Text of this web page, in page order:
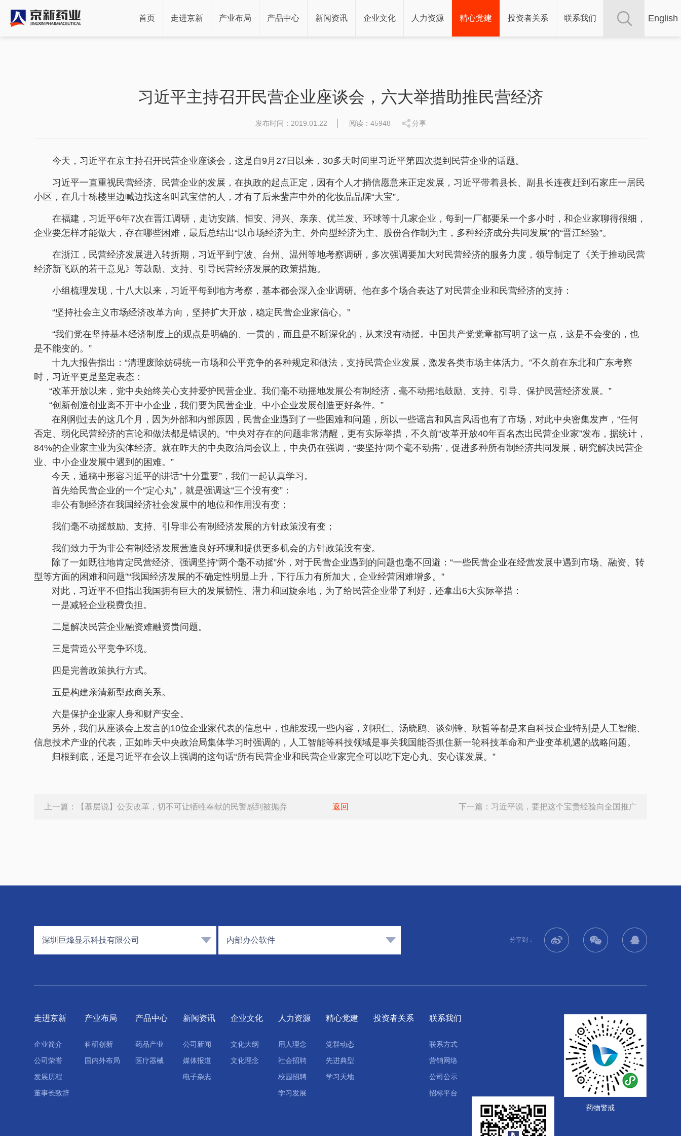
English
首页 走进京新 产业布局 产品中心 新闻资讯 企业文化 人力资源 精心党建 投资者关系 联系我们
习近平主持召开民营企业座谈会，六大举措助推民营经济
发布时间：2019.01.22 阅读：45948 分享
今天，习近平在京主持召开民营企业座谈会，这是自9月27日以来，30多天时间里习近平第四次提到民营企业的话题。
习近平一直重视民营经济、民营企业的发展，在执政的起点正定，因有个人才捎信愿意来正定发展，习近平带着县长、副县长连夜赶到石家庄一居民
小区，在几十栋楼里边喊边找这名叫武宝信的人，才有了后来蜚声中外的化妆品品牌“大宝”。
在福建，习近平6年7次在晋江调研，走访安踏、恒安、浔兴、亲亲、优兰发、环球等十几家企业，每到一厂都要呆一个多小时，和企业家聊得很细，
企业要怎样才能做大，存在哪些困难，最后总结出“以市场经济为主、外向型经济为主、股份合作制为主，多种经济成分共同发展”的“晋江经验”。
在浙江，民营经济发展进入转折期，习近平到宁波、台州、温州等地考察调研，多次强调要加大对民营经济的服务力度，领导制定了《关于推动民营
经济新飞跃的若干意见》等鼓励、支持、引导民营经济发展的政策措施。
小组梳理发现，十八大以来，习近平每到地方考察，基本都会深入企业调研。他在多个场合表达了对民营企业和民营经济的支持：
“坚持社会主义市场经济改革方向，坚持扩大开放，稳定民营企业家信心。”
“我们党在坚持基本经济制度上的观点是明确的、一贯的，而且是不断深化的，从来没有动摇。中国共产党党章都写明了这一点，这是不会变的，也
是不能变的。”
十九大报告指出：“清理废除妨碍统一市场和公平竞争的各种规定和做法，支持民营企业发展，激发各类市场主体活力。”不久前在东北和广东考察
时，习近平更是坚定表态：
“改革开放以来，党中央始终关心支持爱护民营企业。我们毫不动摇地发展公有制经济，毫不动摇地鼓励、支持、引导、保护民营经济发展。”
“创新创造创业离不开中小企业，我们要为民营企业、中小企业发展创造更好条件。”
在刚刚过去的这几个月，因为外部和内部原因，民营企业遇到了一些困难和问题，所以一些谣言和风言风语也有了市场，对此中央密集发声，“任何
否定、弱化民营经济的言论和做法都是错误的。”中央对存在的问题非常清醒，更有实际举措，不久前“改革开放40年百名杰出民营企业家”发布，据统计，
84%的企业家主业为实体经济。就在昨天的中央政治局会议上，中央仍在强调，“要坚持‘两个毫不动摇’，促进多种所有制经济共同发展，研究解决民营企
业、中小企业发展中遇到的困难。”
今天，通稿中形容习近平的讲话“十分重要”，我们一起认真学习。
首先给民营企业的一个“定心丸”，就是强调这“三个没有变”：
非公有制经济在我国经济社会发展中的地位和作用没有变；
我们毫不动摇鼓励、支持、引导非公有制经济发展的方针政策没有变；
我们致力于为非公有制经济发展营造良好环境和提供更多机会的方针政策没有变。
除了一如既往地肯定民营经济、强调坚持“两个毫不动摇”外，对于民营企业遇到的问题也毫不回避：“一些民营企业在经营发展中遇到市场、融资、转
型等方面的困难和问题”“我国经济发展的不确定性明显上升，下行压力有所加大，企业经营困难增多。”
对此，习近平不但指出我国拥有巨大的发展韧性、潜力和回旋余地，为了给民营企业带了利好，还拿出6大实际举措：
一是减轻企业税费负担。
二是解决民营企业融资难融资贵问题。
三是营造公平竞争环境。
四是完善政策执行方式。
五是构建亲清新型政商关系。
六是保护企业家人身和财产安全。
另外，我们从座谈会上发言的10位企业家代表的信息中，也能发现一些内容，刘积仁、汤晓鸥、谈剑锋、耿哲等都是来自科技企业特别是人工智能、
信息技术产业的代表，正如昨天中央政治局集体学习时强调的，人工智能等科技领域是事关我国能否抓住新一轮科技革命和产业变革机遇的战略问题。
归根到底，还是习近平在会议上强调的这句话“所有民营企业和民营企业家完全可以吃下定心丸、安心谋发展。”
上一篇： 【基层说】公安改革，切不可让牺牲奉献的民警感到被抛弃 返回 下一篇： 习近平说，要把这个宝贵经验向全国推广
深圳巨烽显示科技有限公司 内部办公软件 分享到：
走进京新
企业简介
公司荣誉
发展历程
董事长致辞
产业布局
科研创新
国内外布局
产品中心
药品产业
医疗器械
新闻资讯
公司新闻
媒体报道
电子杂志
企业文化
文化大纲
文化理念
人力资源
用人理念
社会招聘
校园招聘
学习发展
精心党建
党群动态
先进典型
学习天地
投资者关系 联系我们
联系方式
营销网络
公司公示
招标平台
药物警戒